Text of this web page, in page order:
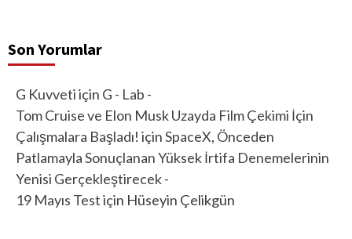
Son Yorumlar
G Kuvvetiiçin G - Lab -
Tom Cruise ve Elon Musk Uzayda Film Çekimi İçin
Çalışmalara Başladı! içinSpaceX, Önceden
Patlamayla Sonuçlanan Yüksek İrtifa Denemelerinin
Yenisi Gerçekleştirecek -
19 Mayıs Testiçin Hüseyin Çelikgün